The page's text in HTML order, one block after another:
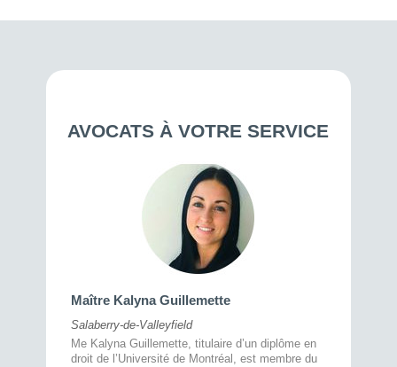
AVOCATS À VOTRE SERVICE
Maître Kalyna Guillemette
Salaberry-de-Valleyfield
Me Kalyna Guillemette, titulaire d’un diplôme en
droit de l’Université de Montréal, est membre du